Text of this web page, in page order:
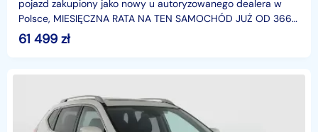
pojazd zakupiony jako nowy u autoryzowanego dealera w
Polsce, MIESIĘCZNA RATA NA TEN SAMOCHÓD JUŻ OD 366
PLN*Podana w ogłoszeniu lokalizacja pojazdu jest aktua
61 499 zł